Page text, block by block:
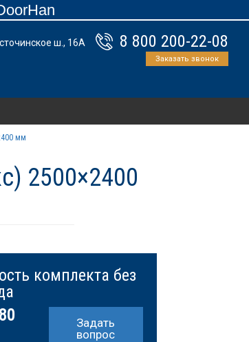
8 800 200-22-08
Заказать звонок
ш., 16А
мм
2500×2400
комплекта без
Задать
вопрос